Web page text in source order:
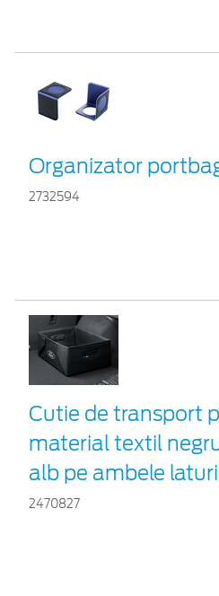
Organizator
2732594
Cutie de transport
material textil
alb pe ambele laturi
2470827